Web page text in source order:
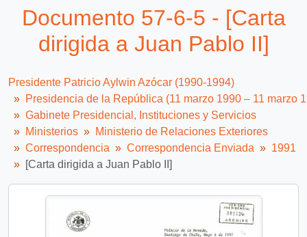
57-6-6 - [Carta dirigida a Angelo Sodano]
Documento 68-5-3 - [Carta del Presidente Aylwin al Embajador de Chile en Francia, referente a la correspondencia enviada por el Presidente Mitterrand].
68-6-1 - [Carta del Presidente Aylwin al Embajador de Chile en Bélgica, respecto a informe enviado el 4 de julio].
16 más...
Documento 57-6-5 - [Carta
dirigida a Juan Pablo II]
Presidente Patricio Aylwin Azócar (1990-1994)
Presidencia de la República (11 marzo 1990 – 11 marzo
Gabinete Presidencial, Instituciones y Servicios
Ministerios
Ministerio de Relaciones Exteriores
Correspondencia
Correspondencia Enviada
1991
[Carta dirigida a Juan Pablo II]